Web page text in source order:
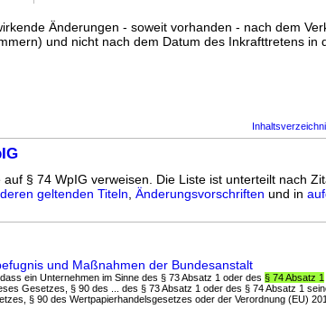
Änderungen - soweit vorhanden - nach dem
und nicht nach dem Datum des Inkrafttretens in
§ 74 WpIG verweisen. Die Liste ist unterteilt nach
geltenden Titeln Änderungsvorschriften und in
und Maßnahmen der Bundesanstalt
ein Unternehmen im Sinne des § 73 Absatz 1 oder des § 74 Absatz 1
Gesetzes, § 90 des ... des § 73 Absatz 1 oder des § 74 Absatz 1
§ 90 des Wertpapierhandelsgesetzes oder der Verordnung (EU)